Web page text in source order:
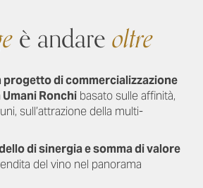
è andareoltre
progetto di commercializzazione
Umani Ronchi basato sulle affinità,
sull’attrazione della multi-
di sinergia e somma di valore
del vino nel panorama